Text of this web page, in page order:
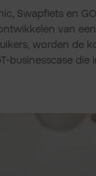
Swapfiets en
van
worden de
businesscase die